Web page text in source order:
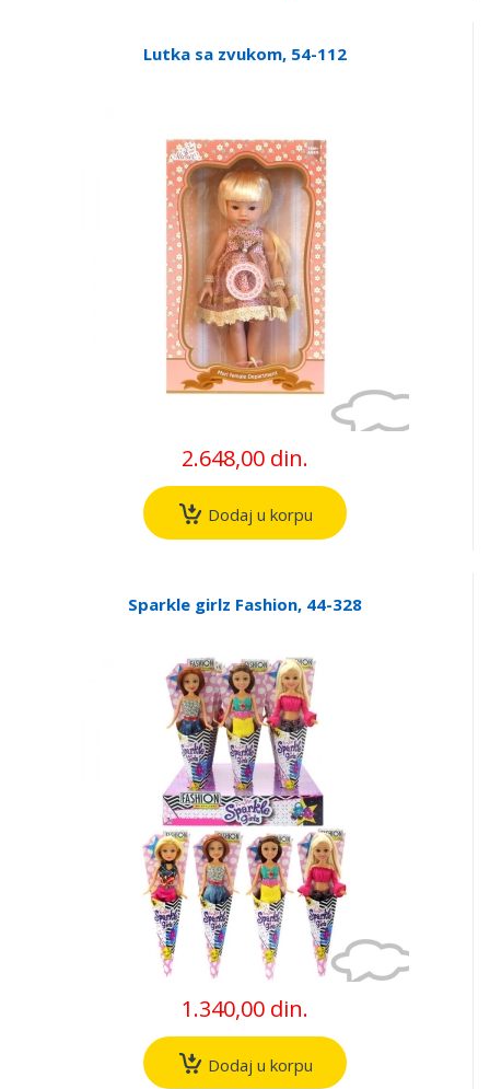
Lutka sa zvukom, 54-112
2.648,00 din.
Dodaj u korpu
Sparkle girlz Fashion, 44-328
1.340,00 din.
Dodaj u korpu